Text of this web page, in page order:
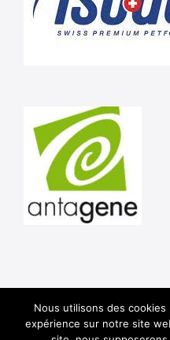
Shar Pei Club de France ©
Politique de confidentialité
Nous utilisons des
expérience sur notre site